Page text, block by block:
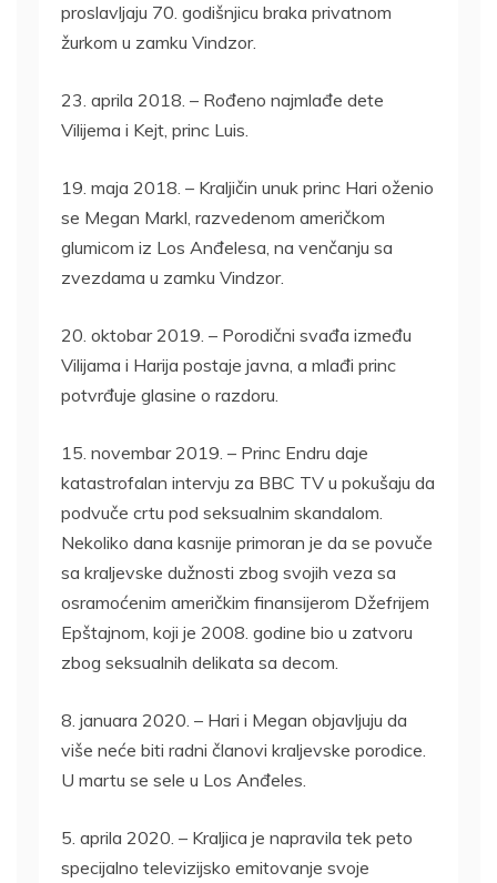
proslavljaju 70. godišnjicu braka privatnom
žurkom u zamku Vindzor.
23. aprila 2018. – Rođeno najmlađe dete
Vilijema i Kejt, princ Luis.
19. maja 2018. – Kraljičin unuk princ Hari oženio
se Megan Markl, razvedenom američkom
glumicom iz Los Anđelesa, na venčanju sa
zvezdama u zamku Vindzor.
20. oktobar 2019. – Porodični svađa između
Vilijama i Harija postaje javna, a mlađi princ
potvrđuje glasine o razdoru.
15. novembar 2019. – Princ Endru daje
katastrofalan intervju za BBC TV u pokušaju da
podvuče crtu pod seksualnim skandalom.
Nekoliko dana kasnije primoran je da se povuče
sa kraljevske dužnosti zbog svojih veza sa
osramoćenim američkim finansijerom Džefrijem
Epštajnom, koji je 2008. godine bio u zatvoru
zbog seksualnih delikata sa decom.
8. januara 2020. – Hari i Megan objavljuju da
više neće biti radni članovi kraljevske porodice.
U martu se sele u Los Anđeles.
5. aprila 2020. – Kraljica je napravila tek peto
specijalno televizijsko emitovanje svoje